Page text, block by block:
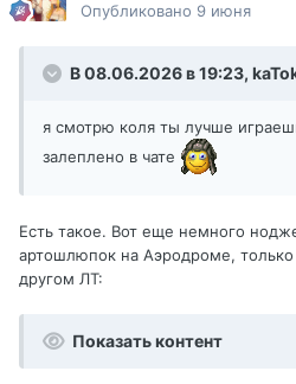
Опубликовано 9 июня
В 08.06.2026 в 19:23,
я смотрю коля ты лучше
залеплено в чате
Есть такое. Вот еще немного
артошлюпок на Аэродроме,
другом ЛТ:
Показать контент